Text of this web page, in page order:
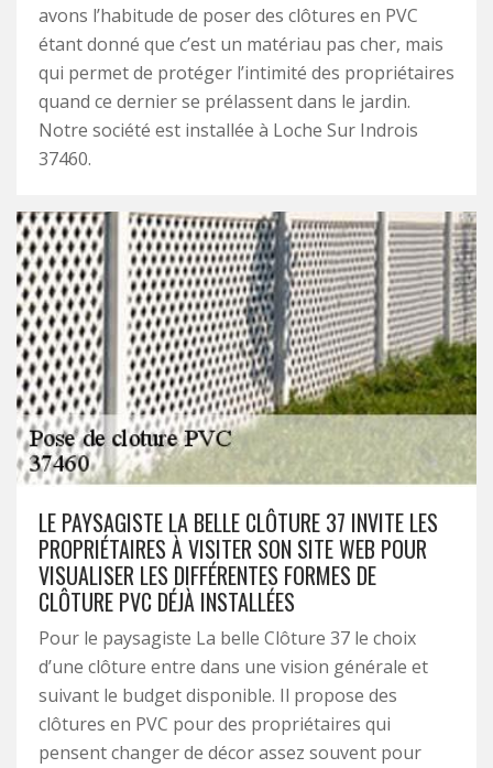
avons l’habitude de poser des clôtures en PVC
étant donné que c’est un matériau pas cher, mais
qui permet de protéger l’intimité des propriétaires
quand ce dernier se prélassent dans le jardin.
Notre société est installée à Loche Sur Indrois
37460.
LE PAYSAGISTE LA BELLE CLÔTURE 37 INVITE LES
PROPRIÉTAIRES À VISITER SON SITE WEB POUR
VISUALISER LES DIFFÉRENTES FORMES DE
CLÔTURE PVC DÉJÀ INSTALLÉES
Pour le paysagiste La belle Clôture 37 le choix
d’une clôture entre dans une vision générale et
suivant le budget disponible. Il propose des
clôtures en PVC pour des propriétaires qui
pensent changer de décor assez souvent pour